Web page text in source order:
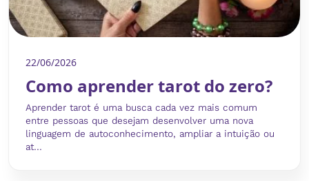
22/06/2026
Como aprender tarot do zero?
Aprender tarot é uma busca cada vez mais comum
entre pessoas que desejam desenvolver uma nova
linguagem de autoconhecimento, ampliar a intuição ou
at...